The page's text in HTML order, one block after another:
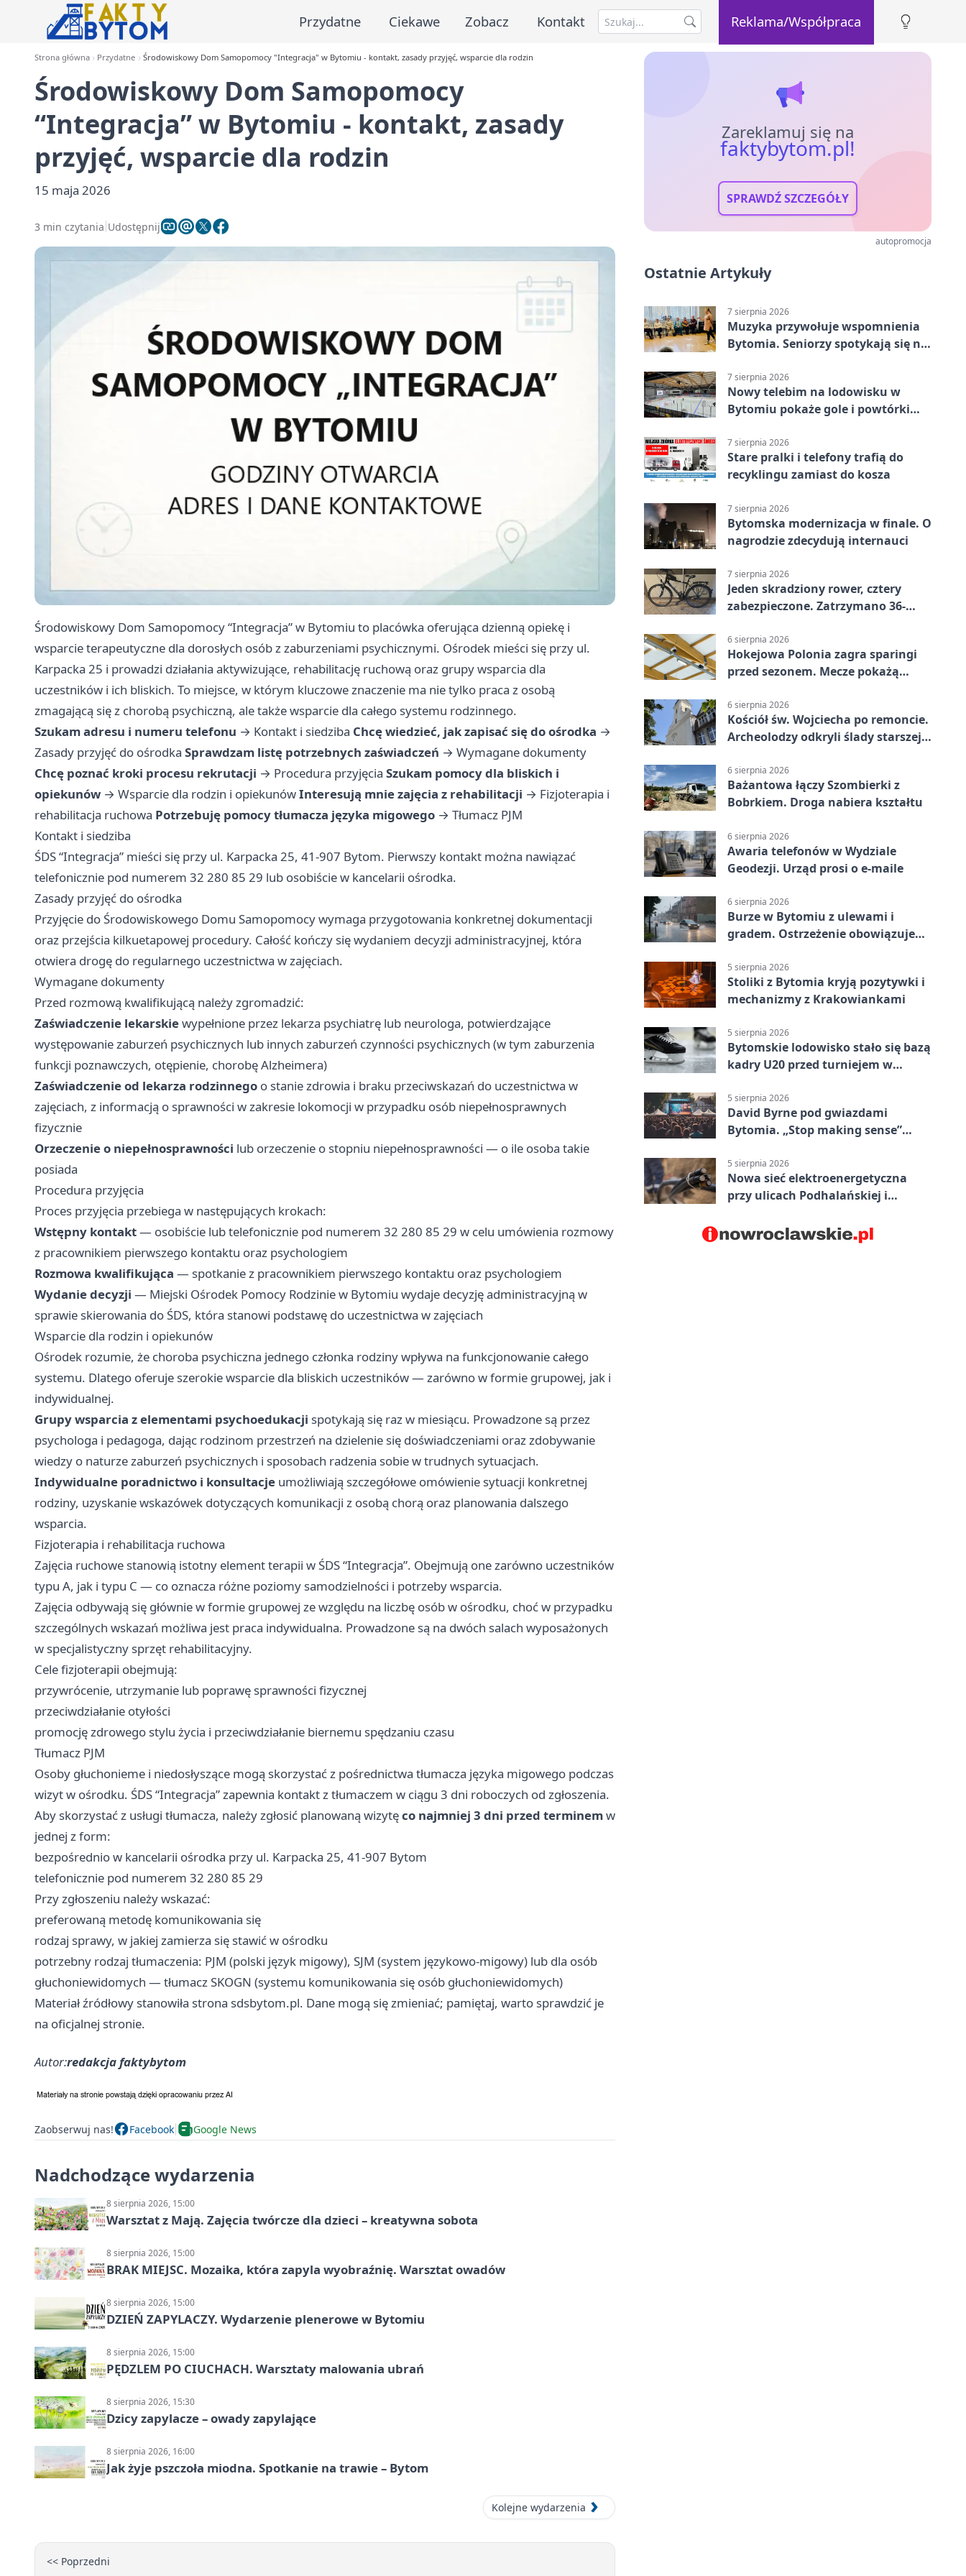
Przydatne Ciekawe Zobacz Kontakt Reklama/Współpraca
Strona główna Przydatne Środowiskowy Dom Samopomocy "Integracja" w Bytomiu - kontakt, zasady przyjęć, wsparcie dla rodzin
Środowiskowy Dom Samopomocy
“Integracja” w Bytomiu - kontakt, zasady
przyjęć, wsparcie dla rodzin
15 maja 2026
3 min czytania Udostępnij
Środowiskowy Dom Samopomocy “Integracja” w Bytomiu to placówka oferująca dzienną opiekę i
wsparcie terapeutyczne dla dorosłych osób z zaburzeniami psychicznymi. Ośrodek mieści się przy ul.
Karpacka 25 i prowadzi działania aktywizujące, rehabilitację ruchową oraz grupy wsparcia dla
uczestników i ich bliskich. To miejsce, w którym kluczowe znaczenie ma nie tylko praca z osobą
zmagającą się z chorobą psychiczną, ale także wsparcie dla całego systemu rodzinnego.
Szukam adresu i numeru telefonu → Kontakt i siedziba Chcę wiedzieć, jak zapisać się do ośrodka →
Zasady przyjęć do ośrodka Sprawdzam listę potrzebnych zaświadczeń → Wymagane dokumenty
Chcę poznać kroki procesu rekrutacji → Procedura przyjęcia Szukam pomocy dla bliskich i
opiekunów → Wsparcie dla rodzin i opiekunówInteresują mnie zajęcia z rehabilitacji → Fizjoterapia i
rehabilitacja ruchowa Potrzebuję pomocy tłumacza języka migowego → Tłumacz PJM
Kontakt i siedziba
ŚDS “Integracja” mieści się przy ul. Karpacka 25, 41-907 Bytom. Pierwszy kontakt można nawiązać
telefonicznie pod numerem 32 280 85 29 lub osobiście w kancelarii ośrodka.
Zasady przyjęć do ośrodka
Przyjęcie do Środowiskowego Domu Samopomocy wymaga przygotowania konkretnej dokumentacji
oraz przejścia kilkuetapowej procedury. Całość kończy się wydaniem decyzji administracyjnej, która
otwiera drogę do regularnego uczestnictwa w zajęciach.
Wymagane dokumenty
Przed rozmową kwalifikującą należy zgromadzić:
Zaświadczenie lekarskiewypełnione przez lekarza psychiatrę lub neurologa, potwierdzające
występowanie zaburzeń psychicznych lub innych zaburzeń czynności psychicznych (w tym zaburzenia
funkcji poznawczych, otępienie, chorobę Alzheimera)
Zaświadczenie od lekarza rodzinnego o stanie zdrowia i braku przeciwskazań do uczestnictwa w
zajęciach, z informacją o sprawności w zakresie lokomocji w przypadku osób niepełnosprawnych
fizycznie
Orzeczenie o niepełnosprawności lub orzeczenie o stopniu niepełnosprawności — o ile osoba takie
posiada
Procedura przyjęcia
Proces przyjęcia przebiega w następujących krokach:
Wstępny kontakt— osobiście lub telefonicznie pod numerem 32 280 85 29 w celu umówienia rozmowy
z pracownikiem pierwszego kontaktu oraz psychologiem
Rozmowa kwalifikująca — spotkanie z pracownikiem pierwszego kontaktu oraz psychologiem
Wydanie decyzji — Miejski Ośrodek Pomocy Rodzinie w Bytomiu wydaje decyzję administracyjną w
sprawie skierowania do ŚDS, która stanowi podstawę do uczestnictwa w zajęciach
Wsparcie dla rodzin i opiekunów
Ośrodek rozumie, że choroba psychiczna jednego członka rodziny wpływa na funkcjonowanie całego
systemu. Dlatego oferuje szerokie wsparcie dla bliskich uczestników — zarówno w formie grupowej, jak i
indywidualnej.
Grupy wsparcia z elementami psychoedukacji spotykają się raz w miesiącu. Prowadzone są przez
psychologa i pedagoga, dając rodzinom przestrzeń na dzielenie się doświadczeniami oraz zdobywanie
wiedzy o naturze zaburzeń psychicznych i sposobach radzenia sobie w trudnych sytuacjach.
Indywidualne poradnictwo i konsultacje umożliwiają szczegółowe omówienie sytuacji konkretnej
rodziny, uzyskanie wskazówek dotyczących komunikacji z osobą chorą oraz planowania dalszego
wsparcia.
Fizjoterapia i rehabilitacja ruchowa
Zajęcia ruchowe stanowią istotny element terapii w ŚDS “Integracja”. Obejmują one zarówno uczestników
typu A, jak i typu C — co oznacza różne poziomy samodzielności i potrzeby wsparcia.
Zajęcia odbywają się głównie w formie grupowej ze względu na liczbę osób w ośrodku, choć w przypadku
szczególnych wskazań możliwa jest praca indywidualna. Prowadzone są na dwóch salach wyposażonych
w specjalistyczny sprzęt rehabilitacyjny.
Cele fizjoterapii obejmują:
przywrócenie, utrzymanie lub poprawę sprawności fizycznej
przeciwdziałanie otyłości
promocję zdrowego stylu życia i przeciwdziałanie biernemu spędzaniu czasu
Tłumacz PJM
Osoby głuchonieme i niedosłyszące mogą skorzystać z pośrednictwa tłumacza języka migowego podczas
wizyt w ośrodku. ŚDS “Integracja” zapewnia kontakt z tłumaczem w ciągu 3 dni roboczych od zgłoszenia.
Aby skorzystać z usługi tłumacza, należy zgłosić planowaną wizytęco najmniej 3 dni przed terminemw
jednej z form:
bezpośrednio w kancelarii ośrodka przy ul. Karpacka 25, 41-907 Bytom
telefonicznie pod numerem 32 280 85 29
Przy zgłoszeniu należy wskazać:
preferowaną metodę komunikowania się
rodzaj sprawy, w jakiej zamierza się stawić w ośrodku
potrzebny rodzaj tłumaczenia: PJM (polski język migowy), SJM (system językowo-migowy) lub dla osób
głuchoniewidomych — tłumacz SKOGN (systemu komunikowania się osób głuchoniewidomych)
Materiał źródłowy stanowiła strona sdsbytom.pl. Dane mogą się zmieniać; pamiętaj, warto sprawdzić je
na oficjalnej stronie.
Autor:redakcja faktybytom
Zaobserwuj nas! Facebook Google News
Nadchodzące wydarzenia
8 sierpnia 2026, 15:00
Warsztat z Mają. Zajęcia twórcze dla dzieci – kreatywna sobota
8 sierpnia 2026, 15:00
BRAK MIEJSC. Mozaika, która zapyla wyobraźnię. Warsztat owadów
8 sierpnia 2026, 15:00
DZIEŃ ZAPYLACZY. Wydarzenie plenerowe w Bytomiu
8 sierpnia 2026, 15:00
PĘDZLEM PO CIUCHACH. Warsztaty malowania ubrań
8 sierpnia 2026, 15:30
Dzicy zapylacze – owady zapylające
8 sierpnia 2026, 16:00
Jak żyje pszczoła miodna. Spotkanie na trawie – Bytom
Kolejne wydarzenia
<< Poprzedni
Zareklamuj się na
faktybytom.pl!
SPRAWDŹ SZCZEGÓŁY
autopromocja
Ostatnie Artykuły
7 sierpnia 2026
Muzyka przywołuje wspomnienia
Bytomia. Seniorzy spotykają się na
7 sierpnia 2026
Nowy telebim na lodowisku w
Bytomiu pokaże gole i powtórki
7 sierpnia 2026
Stare pralki i telefony trafią do
recyklingu zamiast do kosza
7 sierpnia 2026
Bytomska modernizacja w finale. O
nagrodzie zdecydują internauci
7 sierpnia 2026
Jeden skradziony rower, cztery
zabezpieczone. Zatrzymano 36-
6 sierpnia 2026
Hokejowa Polonia zagra sparingi
przed sezonem. Mecze pokażą
6 sierpnia 2026
Kościół św. Wojciecha po remoncie.
Archeolodzy odkryli ślady starszej
6 sierpnia 2026
Bażantowa łączy Szombierki z
Bobrkiem. Droga nabiera kształtu
6 sierpnia 2026
Awaria telefonów w Wydziale
Geodezji. Urząd prosi o e-maile
6 sierpnia 2026
Burze w Bytomiu z ulewami i
gradem. Ostrzeżenie obowiązuje
5 sierpnia 2026
Stoliki z Bytomia kryją pozytywki i
mechanizmy z Krakowiankami
5 sierpnia 2026
Bytomskie lodowisko stało się bazą
kadry U20 przed turniejem w
5 sierpnia 2026
David Byrne pod gwiazdami
Bytomia. „Stop making sense”
5 sierpnia 2026
Nowa sieć elektroenergetyczna
przy ulicach Podhalańskiej i